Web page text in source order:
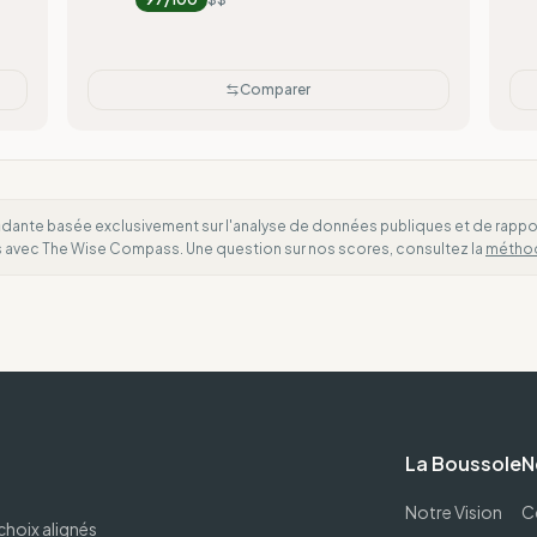
Comparer
basée exclusivement sur l'analyse de données publiques et de
The Wise Compass. Une question sur nos scores, consultez la
alignés
La Boussole
Notre Vision